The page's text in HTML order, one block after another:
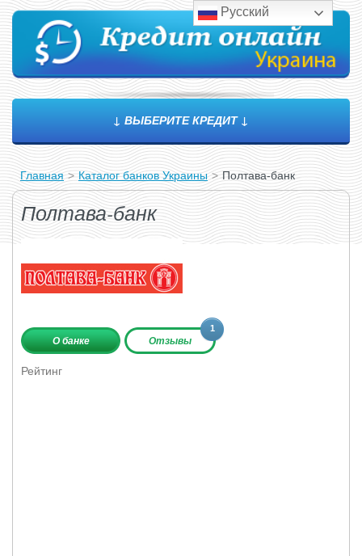
↓ ВЫБЕРИТЕ КРЕДИТ ↓
Главная > Каталог банков Украины > Полтава-банк
Полтава-банк
О банке Отзывы
1
Рейтинг
Русский